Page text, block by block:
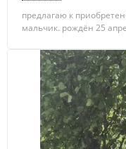
предлагаю к
мальчик. рождён 25